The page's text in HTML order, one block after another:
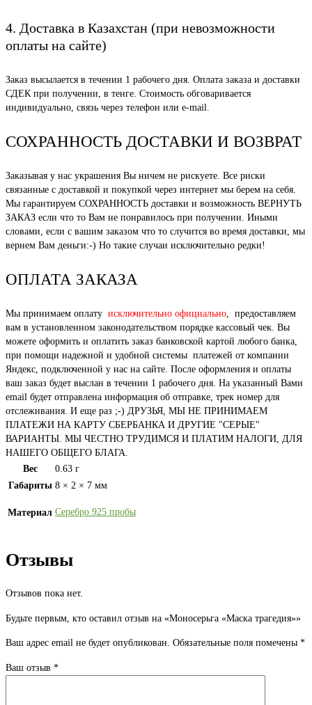
4. Доставка в Казахстан (при невозможности
оплаты на сайте)
Заказ высылается в течении 1 рабочего дня. Оплата заказа и доставки
СДЕК при получении, в тенге. Стоимость обговаривается
индивидуально, связь через телефон или e-mail.
СОХРАННОСТЬ ДОСТАВКИ И ВОЗВРАТ
Заказывая у нас украшения Вы ничем не рискуете. Все риски
связанные с доставкой и покупкой через интернет мы берем на себя.
Мы гарантируем СОХРАННОСТЬ доставки и возможность ВЕРНУТЬ
ЗАКАЗ если что то Вам не понравилось при получении. Иными
словами, если с вашим заказом что то случится во время доставки, мы
вернем Вам деньги:-) Но такие случаи исключительно редки!
ОПЛАТА ЗАКАЗА
Мы принимаем оплату исключительно официально, предоставляем
вам в установленном законодательством порядке кассовый чек. Вы
можете оформить и оплатить заказ банковской картой любого банка,
при помощи надежной и удобной системы платежей от компании
Яндекс, подключенной у нас на сайте. После оформления и оплаты
ваш заказ будет выслан в течении 1 рабочего дня. На указанный Вами
email будет отправлена информация об отправке, трек номер для
отслеживания. И еще раз ;-) ДРУЗЬЯ, МЫ НЕ ПРИНИМАЕМ
ПЛАТЕЖИ НА КАРТУ СБЕРБАНКА И ДРУГИЕ "СЕРЫЕ"
ВАРИАНТЫ. МЫ ЧЕСТНО ТРУДИМСЯ И ПЛАТИМ НАЛОГИ, ДЛЯ
НАШЕГО ОБЩЕГО БЛАГА.
Вес
0.63 г
Габариты 8 × 2 × 7 мм
Материал Серебро 925 пробы
Отзывы
Отзывов пока нет.
Будьте первым, кто оставил отзыв на «Моносерьга «Маска трагедия»»
Ваш адрес email не будет опубликован. Обязательные поля помечены *
Ваш отзыв *